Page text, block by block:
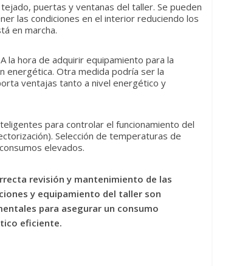
puertas y ventanas del taller. Se pueden
las condiciones en el interior reduciendo los
en marcha.
A la hora de adquirir equipamiento para la
energética. Otra medida podría ser la
ventajas tanto a nivel energético y
para controlar el funcionamiento del
Selección de temperaturas de
elevados.
revisión y mantenimiento de las
y equipamiento del taller son
para asegurar un consumo
eficiente.